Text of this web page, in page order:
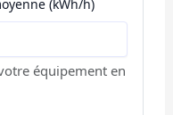
(kWh/h)
équipement en